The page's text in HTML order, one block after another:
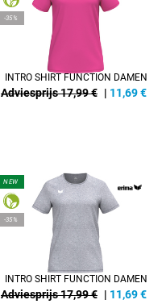
-35%
INTRO SHIRT FUNCTION DAMEN
Adviesprijs 17,99 € | 11,69€
NEW
-35%
INTRO SHIRT FUNCTION DAMEN
Adviesprijs 17,99 € | 11,69€